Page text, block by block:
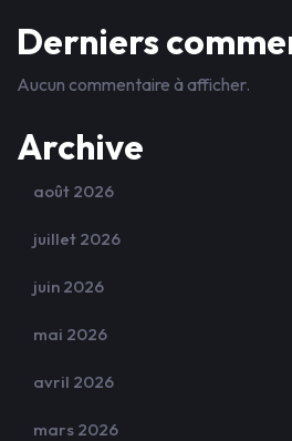
Derniers
Aucun commentaire à afficher.
Archive
août 2026
juillet 2026
juin 2026
mai 2026
avril 2026
mars 2026